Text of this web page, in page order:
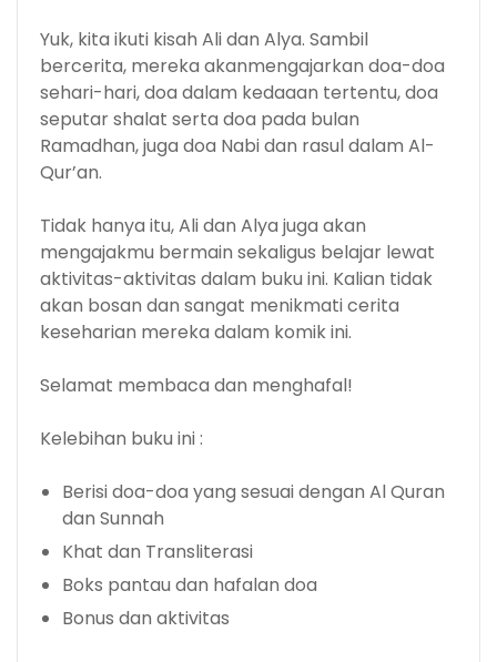
Yuk, kita ikuti kisah Ali dan Alya. Sambil
bercerita, mereka akanmengajarkan doa-doa
sehari-hari, doa dalam kedaaan tertentu, doa
seputar shalat serta doa pada bulan
Ramadhan, juga doa Nabi dan rasul dalam Al-
Qur’an.
Tidak hanya itu, Ali dan Alya juga akan
mengajakmu bermain sekaligus belajar lewat
aktivitas-aktivitas dalam buku ini. Kalian tidak
akan bosan dan sangat menikmati cerita
keseharian mereka dalam komik ini.
Selamat membaca dan menghafal!
Kelebihan buku ini :
Berisi doa-doa yang sesuai dengan Al Quran
dan Sunnah
Khat dan Transliterasi
Boks pantau dan hafalan doa
Bonus dan aktivitas